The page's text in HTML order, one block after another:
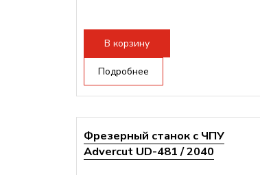
В корзину
Подробнее
Фрезерный станок с ЧПУ
Advercut UD-481 / 2040